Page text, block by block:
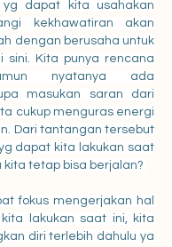
dapat kita usahakan
kekhawatiran akan
dengan berusaha untuk
sini. Kita punya rencana
nyatanya ada
masukan saran dari
cukup menguras energi
Dari tantangan tersebut
dapat kita lakukan saat
kita tetap bisa berjalan?
fokus mengerjakan hal
lakukan saat ini, kita
diri terlebih dahulu ya